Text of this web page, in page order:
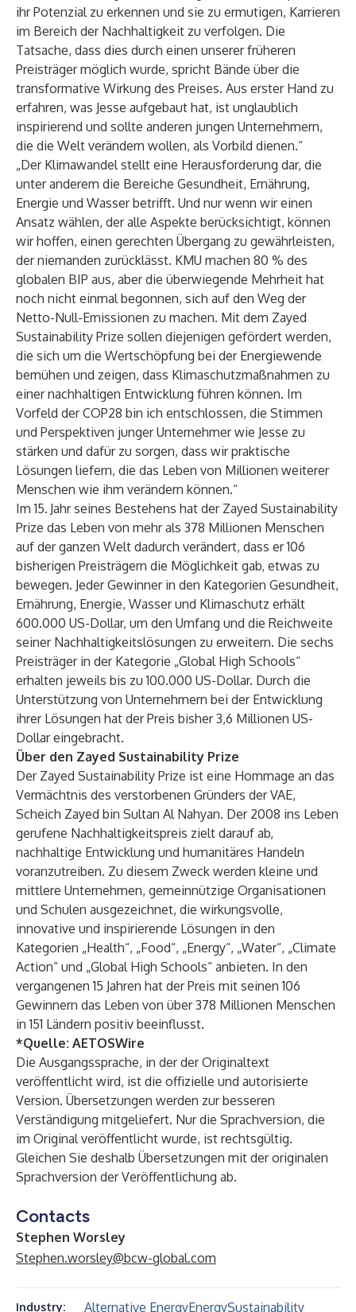
ihr Potenzial zu erkennen und sie zu ermutigen, Karrieren
im Bereich der Nachhaltigkeit zu verfolgen. Die
Tatsache, dass dies durch einen unserer früheren
Preisträger möglich wurde, spricht Bände über die
transformative Wirkung des Preises. Aus erster Hand zu
erfahren, was Jesse aufgebaut hat, ist unglaublich
inspirierend und sollte anderen jungen Unternehmern,
die die Welt verändern wollen, als Vorbild dienen.“
„Der Klimawandel stellt eine Herausforderung dar, die
unter anderem die Bereiche Gesundheit, Ernährung,
Energie und Wasser betrifft. Und nur wenn wir einen
Ansatz wählen, der alle Aspekte berücksichtigt, können
wir hoffen, einen gerechten Übergang zu gewährleisten,
der niemanden zurücklässt. KMU machen 80 % des
globalen BIP aus, aber die überwiegende Mehrheit hat
noch nicht einmal begonnen, sich auf den Weg der
Netto-Null-Emissionen zu machen. Mit dem Zayed
Sustainability Prize sollen diejenigen gefördert werden,
die sich um die Wertschöpfung bei der Energiewende
bemühen und zeigen, dass Klimaschutzmaßnahmen zu
einer nachhaltigen Entwicklung führen können. Im
Vorfeld der COP28 bin ich entschlossen, die Stimmen
und Perspektiven junger Unternehmer wie Jesse zu
stärken und dafür zu sorgen, dass wir praktische
Lösungen liefern, die das Leben von Millionen weiterer
Menschen wie ihm verändern können.“
Im 15. Jahr seines Bestehens hat der Zayed Sustainability
Prize das Leben von mehr als 378 Millionen Menschen
auf der ganzen Welt dadurch verändert, dass er 106
bisherigen Preisträgern die Möglichkeit gab, etwas zu
bewegen. Jeder Gewinner in den Kategorien Gesundheit,
Ernährung, Energie, Wasser und Klimaschutz erhält
600.000 US-Dollar, um den Umfang und die Reichweite
seiner Nachhaltigkeitslösungen zu erweitern. Die sechs
Preisträger in der Kategorie „Global High Schools“
erhalten jeweils bis zu 100.000 US-Dollar. Durch die
Unterstützung von Unternehmern bei der Entwicklung
ihrer Lösungen hat der Preis bisher 3,6 Millionen US-
Dollar eingebracht.
Über den Zayed Sustainability Prize
Der Zayed Sustainability Prize ist eine Hommage an das
Vermächtnis des verstorbenen Gründers der VAE,
Scheich Zayed bin Sultan Al Nahyan. Der 2008 ins Leben
gerufene Nachhaltigkeitspreis zielt darauf ab,
nachhaltige Entwicklung und humanitäres Handeln
voranzutreiben. Zu diesem Zweck werden kleine und
mittlere Unternehmen, gemeinnützige Organisationen
und Schulen ausgezeichnet, die wirkungsvolle,
innovative und inspirierende Lösungen in den
Kategorien „Health“, „Food“, „Energy“, „Water“, „Climate
Action“ und „Global High Schools“ anbieten. In den
vergangenen 15 Jahren hat der Preis mit seinen 106
Gewinnern das Leben von über 378 Millionen Menschen
in 151 Ländern positiv beeinflusst.
*Quelle: AETOSWire
Die Ausgangssprache, in der der Originaltext
veröffentlicht wird, ist die offizielle und autorisierte
Version. Übersetzungen werden zur besseren
Verständigung mitgeliefert. Nur die Sprachversion, die
im Original veröffentlicht wurde, ist rechtsgültig.
Gleichen Sie deshalb Übersetzungen mit der originalen
Sprachversion der Veröffentlichung ab.
Contacts
Stephen Worsley
Stephen.worsley@bcw-global.com
Industry: Alternative EnergyEnergySustainability